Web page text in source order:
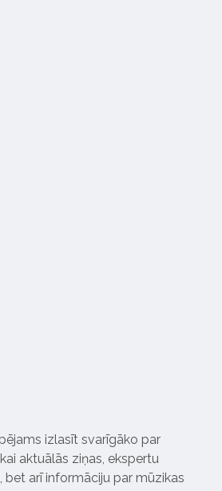
izlasīt svarīgāko par
aktuālās ziņas, ekspertu
arī informāciju par mūzikas